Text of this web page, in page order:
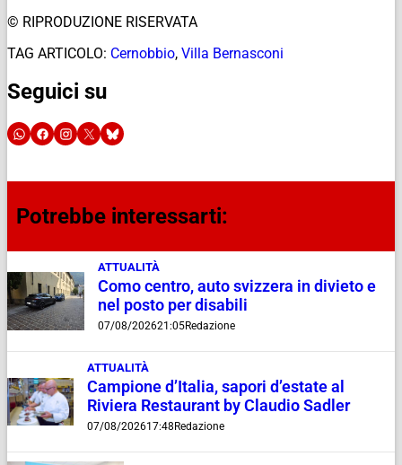
© RIPRODUZIONE RISERVATA
TAG ARTICOLO: Cernobbio, Villa Bernasconi
Seguici su
Potrebbe interessarti:
ATTUALITÀ
Como centro, auto svizzera in divieto e
nel posto per disabili
07/08/202621:05Redazione
ATTUALITÀ
Campione d’Italia, sapori d’estate al
Riviera Restaurant by Claudio Sadler
07/08/202617:48 Redazione